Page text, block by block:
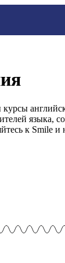
языка,
к Smile и